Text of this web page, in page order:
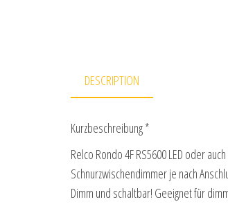
DESCRIPTION
Kurzbeschreibung *
Relco Rondo 4F RS5600 LED oder
Schnurzwischendimmer je nach
Dimm und schaltbar! Geeignet für